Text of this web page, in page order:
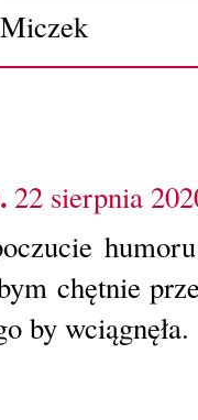
22 sierpnia
chętnie
by wciągnęła.